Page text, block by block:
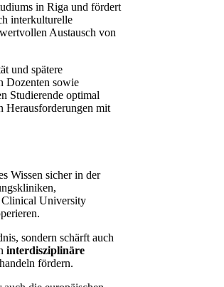
in Riga und fördert
interkulturelle
Austausch von
und spätere
Dozenten sowie
Studierende optimal
Herausforderungen mit
Wissen sicher in der
Clinical University
sondern schärft auch
interdisziplinäre
fördern.